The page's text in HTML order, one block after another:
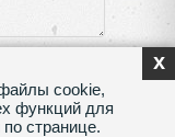
x
cookie,
функций для
странице.